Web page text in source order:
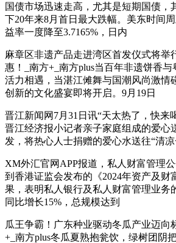
国债市场迅速走高，尤其是短期国债，
下20年来8月首日最大跌幅。美东时间
益率一度降至3.7165%，日内
麻章区非遗产品走进湾区首发仪式将举
惠！_南方+_南方plus当百年非遗饼香
活力相遇，当湛江傩舞与国潮风尚激情
创新的文化盛宴即将开启。9月19日
晋江新闻网7月31日讯“天太热了，快来
晋江经济报小记者亲子家庭组成的爱心
发，将热心人士捐赠的爱心水送往“清
XM外汇官网APP报道，私人财富管理
到香港证监会发布的《2024年资产及财
果，表明私人银行及私人财富管理业务
同比增长15%，总规模达到
瓜王争霸！广东种业驱动冬瓜产业迈向
+_南方plus冬瓜夏熟抱瓮饮，绿树团阴